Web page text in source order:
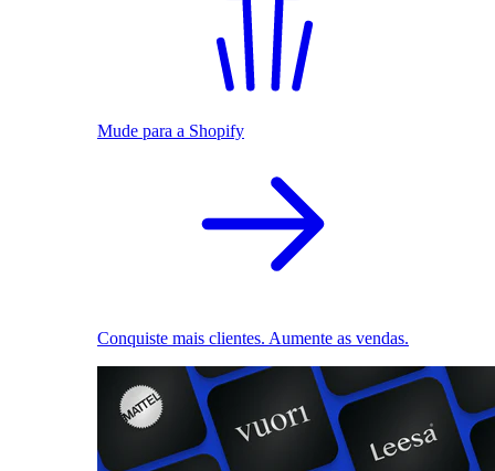
Mude para a Shopify
Conquiste mais clientes. Aumente as vendas.